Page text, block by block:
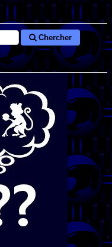
Chercher